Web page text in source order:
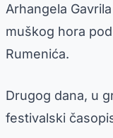
Arhangela
muškog hora
Rumenića.
Drugog dana, u
festivalski